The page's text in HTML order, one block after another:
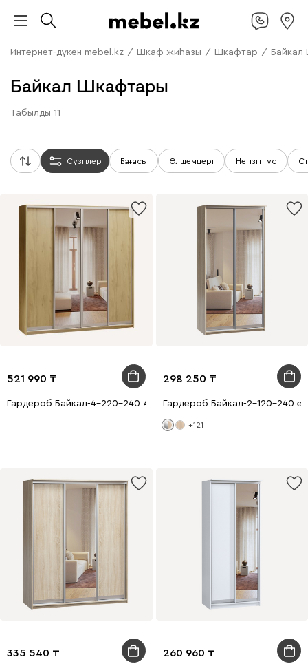
Интернет-дүкен mebel.kz / Шкаф жиһазы / Шкафтар /
Байкал Шкафтары
Табылды 11
Сүзгілер Бағасы Өлшемдері Негізгі түс
521 990
Гардероб Байкал-4-220-240 Алтын емен 2 айна
298 250
Гардероб Байкал-2-120-240
+121
335 540 260 960